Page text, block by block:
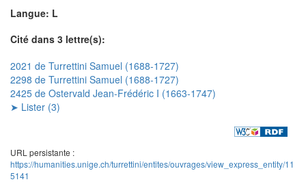
Langue: L
Cité dans 3 lettre(s):
2021 de Turrettini Samuel (1688-1727)
2298 de Turrettini Samuel (1688-1727)
2425 de Ostervald Jean-Frédéric I (1663-1747)
➤ Lister (3)
URL persistante :
https://humanities.unige.ch/turrettini/entites/ouvrages/view_express_entity/11
5141